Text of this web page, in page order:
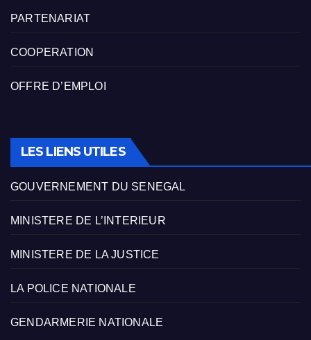
PARTENARIAT
COOPERATION
OFFRE D’EMPLOI
LES LIENS UTILES
GOUVERNEMENT DU SENEGAL
MINISTERE DE L’INTERIEUR
MINISTERE DE LA JUSTICE
LA POLICE NATIONALE
GENDARMERIE NATIONALE